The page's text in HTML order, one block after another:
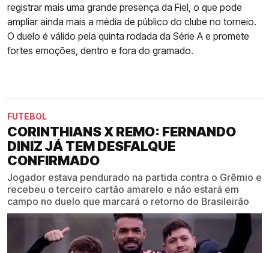
registrar mais uma grande presença da Fiel, o que pode
ampliar ainda mais a média de público do clube no torneio.
O duelo é válido pela quinta rodada da Série A e promete
fortes emoções, dentro e fora do gramado.
FUTEBOL
CORINTHIANS X REMO: FERNANDO
DINIZ JÁ TEM DESFALQUE
CONFIRMADO
Jogador estava pendurado na partida contra o Grêmio e
recebeu o terceiro cartão amarelo e não estará em
campo no duelo que marcará o retorno do Brasileirão